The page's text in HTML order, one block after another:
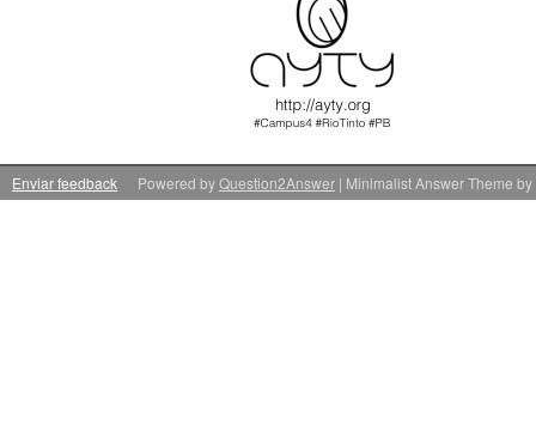
Enviar feedback | Minimalist Answer Theme by
Powered byQuestion2Answer